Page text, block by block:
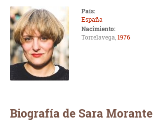
País:
España
Nacimiento:
Torrelavega,1976
Biografía de Sara Morante